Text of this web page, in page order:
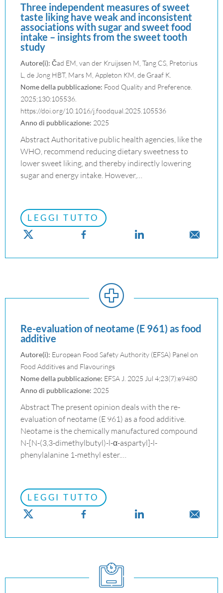
Three independent measures of sweet
taste liking have weak and inconsistent
associations with sugar and sweet food
intake – insights from the sweet tooth
study
Autore(i): Čad EM, van der Kruijssen M, Tang CS, Pretorius
L, de Jong HBT, Mars M, Appleton KM, de Graaf K.
Nome della pubblicazione: Food Quality and Preference.
2025;130:105536.
https://doi.org/10.1016/j.foodqual.2025.105536
Anno di pubblicazione: 2025
Abstract Authoritative public health agencies, like the
WHO, recommend reducing dietary sweetness to
lower sweet liking, and thereby indirectly lowering
sugar and energy intake. However,…
LEGGI TUTTO
Re-evaluation of neotame (E 961) as food
additive
Autore(i): European Food Safety Authority (EFSA) Panel on
Food Additives and Flavourings
Nome della pubblicazione: EFSA J. 2025 Jul 4;23(7):e9480
Anno di pubblicazione: 2025
Abstract The present opinion deals with the re-
evaluation of neotame (E 961) as a food additive.
Neotame is the chemically manufactured compound
N-[N-(3,3-dimethylbutyl)-l-α-aspartyl]-l-
phenylalanine 1-methyl ester.…
LEGGI TUTTO